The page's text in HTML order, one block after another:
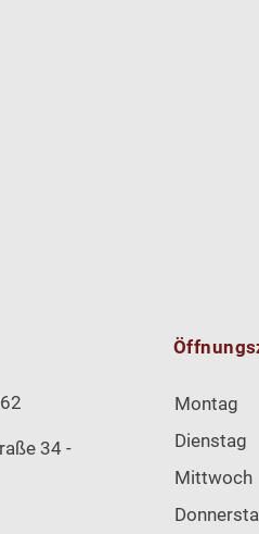
34 -
Montag
Dienstag
Mittwoch